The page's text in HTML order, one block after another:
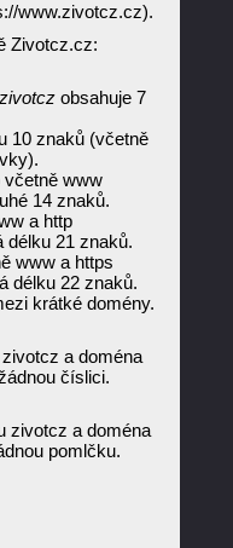
www.zivotcz.cz).
Zivotcz.cz:
zivotczobsahuje 7
10 znaků (včetně
včetně www
14 znaků.
a http
délku 21 znaků.
www a https
délku 22 znaků.
krátké domény.
a doména
číslici.
zivotcz a doména
pomlčku.